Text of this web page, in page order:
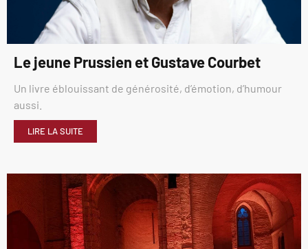
Le jeune Prussien et Gustave Courbet
Un livre éblouissant de générosité, d’émotion, d’humour
aussi.
LIRE LA SUITE